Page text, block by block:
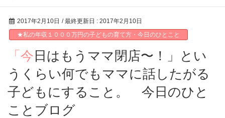
2017年2月10日 / 最終更新日 : 2017年2月10日
★私の年収１０００万円の子どもの育て方・今日のひとこと
「今日はもうママ閉店〜！」とい
うくらい何でもママに話したがる
子どもにすること。 今日のひと
ことブログ